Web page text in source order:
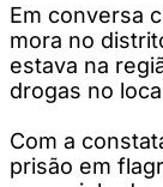
Em conversa
mora no
estava na
drogas no
Com a
prisão em